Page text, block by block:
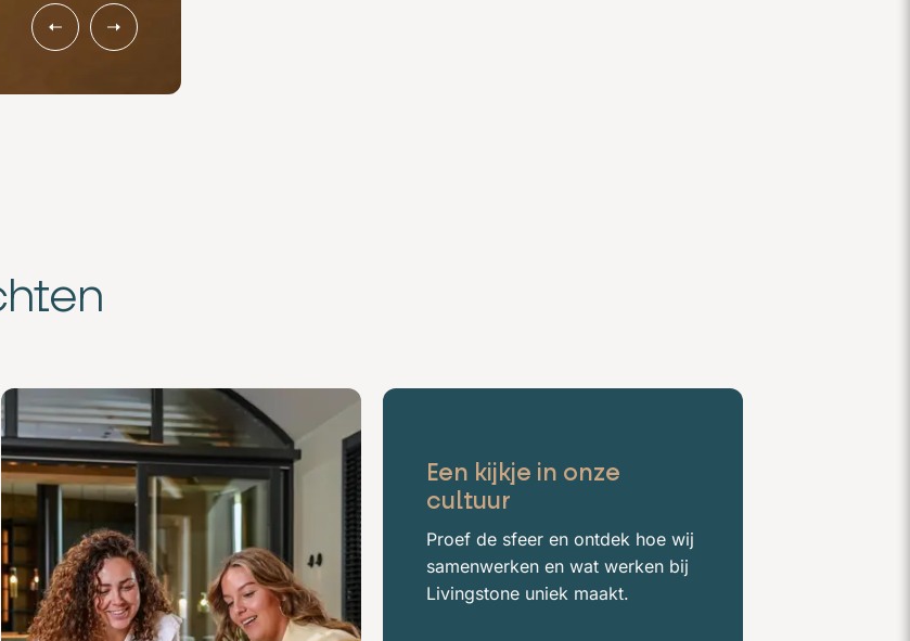
Een kijkje in onze
cultuur
Proef de sfeer en ontdek hoe wij
samenwerken en wat werken bij
Livingstone uniek maakt.